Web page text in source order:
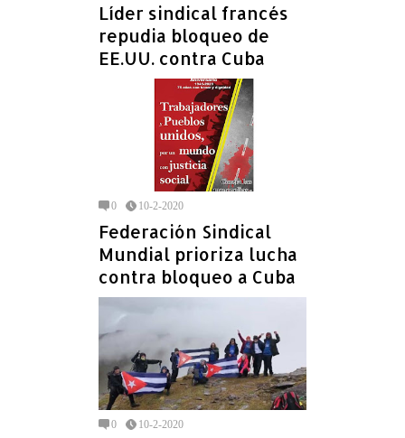
Líder sindical francés
repudia bloqueo de
EE.UU. contra Cuba
0 10-2-2020
Federación Sindical
Mundial prioriza lucha
contra bloqueo a Cuba
0 10-2-2020